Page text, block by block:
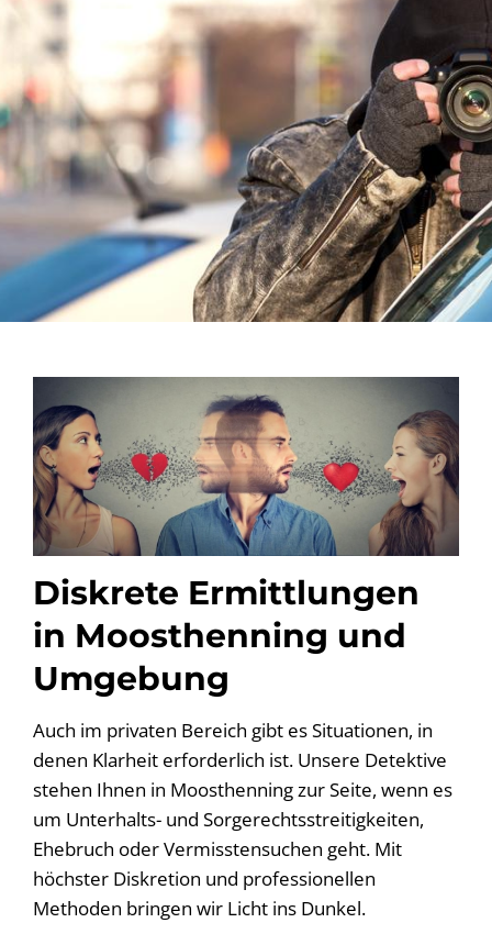
Diskrete Ermittlungen
in Moosthenning und
Umgebung
Auch im privaten Bereich gibt es Situationen, in
denen Klarheit erforderlich ist. Unsere Detektive
stehen Ihnen in Moosthenning zur Seite, wenn es
um Unterhalts- und Sorgerechtsstreitigkeiten,
Ehebruch oder Vermisstensuchen geht. Mit
höchster Diskretion und professionellen
Methoden bringen wir Licht ins Dunkel.